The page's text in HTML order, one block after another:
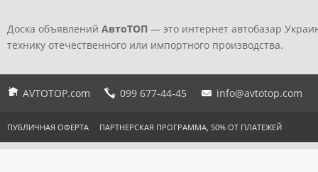
Доска объявлений АвтоТОП — это интернет автобазар
технику отечественного или импортного производства.
AVTOTOP.com 099 677-44-45 info@avtotop.com
ПУБЛИЧНАЯ ОФЕРТА ПАРТНЕРСКАЯ ПРОГРАММА, 50% ОТ ПЛАТЕЖЕЙ